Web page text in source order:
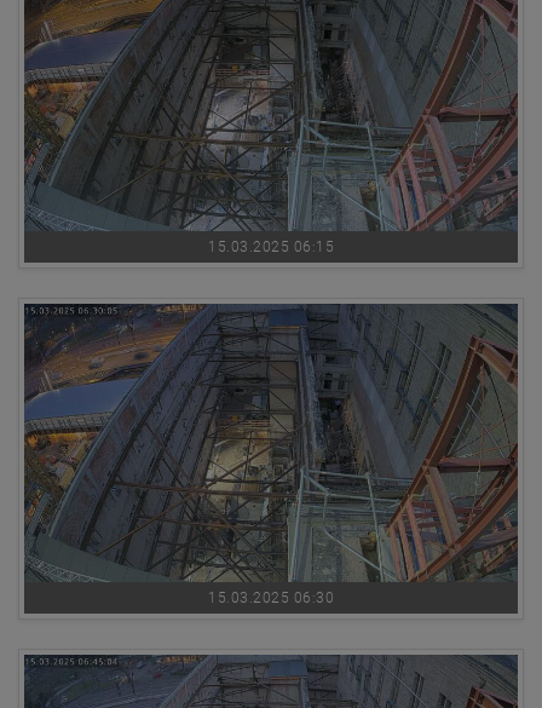
15.03.2025 06:15
15.03.2025 06:30